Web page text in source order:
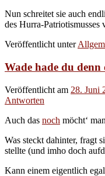
Nun schreitet sie auch
des Hurra-
Veröffentlicht unter
Wade hade du denn
Veröffentlicht am 28. Juni
Antworten
Auch das noch möcht‘
Was steckt dahinter, fragt
stellte (und imho doch
Kann einem eigentlich